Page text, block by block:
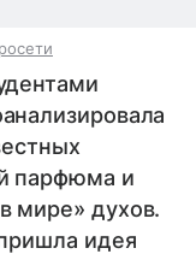
парфюма и
мире» духов.
идея